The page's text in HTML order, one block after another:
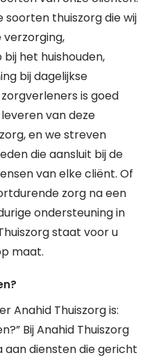
soorten thuiszorg die wij
verzorging,
het huishouden,
bij dagelijkse
is goed
van deze
en we streven
die aansluit bij de
van elke cliënt. Of
zorg na een
ondersteuning in
staat voor u
maat.
Anahid Thuiszorg is:
Bij Anahid Thuiszorg
aan diensten die gericht